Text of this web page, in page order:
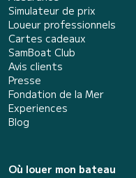
Simulateur de prix
Loueur professionnels
Cartes cadeaux
SamBoat Club
Avis clients
Presse
Fondation de la Mer
Experiences
Blog
Où louer mon bateau